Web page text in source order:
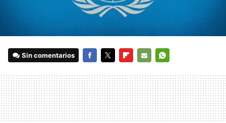
Sin comentarios
MAIL